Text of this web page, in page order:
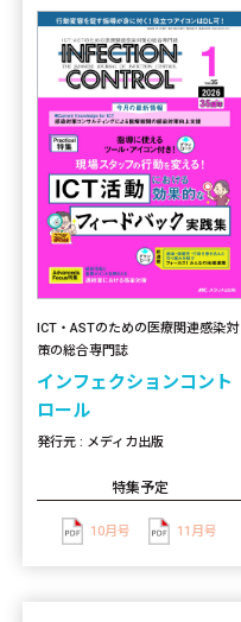
ICT・ASTのための医療関連感染対
策の総合専門誌
インフェクションコント
ロール
発行元 : メディカ出版
特集予定
10月号 11月号